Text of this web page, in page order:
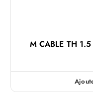
M CABLE TH